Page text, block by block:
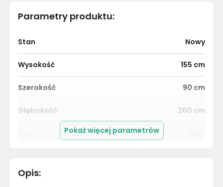
Parametry produktu:
Stan Nowy
Wysokość 155 cm
Szerokość 90 cm
Głębokość 200 cm
Kolor Korpusu
Pokaż więcej parametrów
Opis: